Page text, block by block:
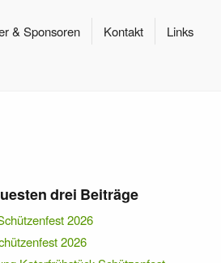
& Sponsoren Kontakt Links
drei Beiträge
2026
2026